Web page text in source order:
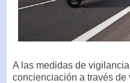
A las medidas de
concienciación a través